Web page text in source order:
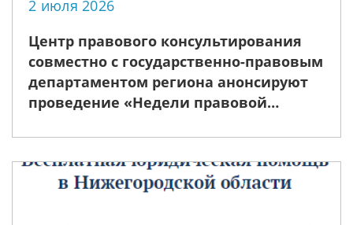
2 июля 2026
Центр правового консультирования
совместно с государственно-правовым
департаментом региона анонсируют
проведение «Недели правовой
семьи, любви и верности